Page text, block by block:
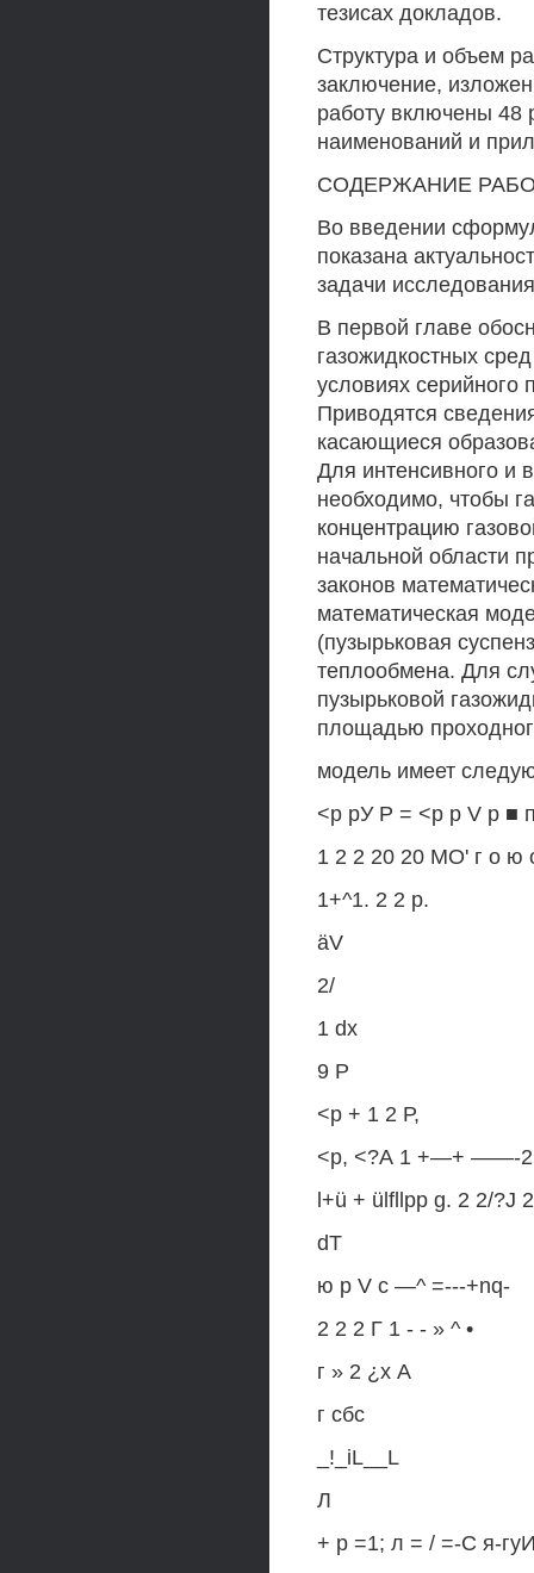
тезисах докладов.
Структура и объем
заключение,
работу включены 48
наименований и
СОДЕРЖАНИЕ
Во введении
показана
задачи
В первой главе
газожидкостных
условиях серийного
Приводятся
касающиеся
Для интенсивного и
необходимо, чтобы
концентрацию
начальной области
законов
математическая
(пузырьковая
теплообмена. Для
пузырьковой
площадью
модель имеет
<р рУ Р = <р р V р ■
1 2 2 20 20 МО' г о ю
1+^1. 2 2 р.
äV
2/
1 dx
9 Р
<р + 1 2 Р,
<р, <?А 1 +—+ ——-
l+ü + ülfllpp g. 2 2/?J
dT
ю p V с —^ =---+nq-
2 2 2 Г 1 - - » ^ •
г » 2 ¿x А
г сбс
_!_iL__L
Л
+ р =1; л = / =-С я-